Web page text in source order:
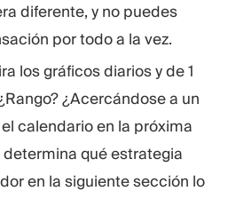
diferente, y no puedes
por todo a la vez.
los gráficos diarios y de 1
¿Acercándose a un
calendario en la próxima
determina qué estrategia
en la siguiente sección lo